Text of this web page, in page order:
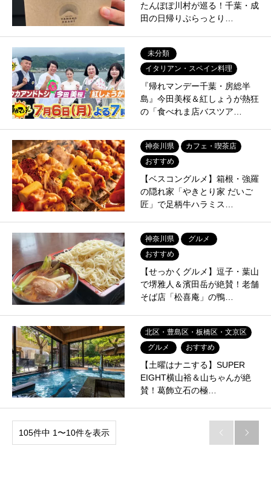
たんぽぽ川村が巡る！千葉・成
田の日帰りぷらっとり…
未分類
イタリアン・スペイン料理
『帰れマンデー千葉・房総半
島』今田美桜＆紅しょうが熱狂
の「食べれま店バスツア…
神奈川県
カフェ・喫茶店
おすすめ
【ベスコングルメ】箱根・強羅
の隠れ家「やきとり家 だいご
匠」で足柄牛ハラミス…
神奈川県
グルメ
おすすめ
【せっかくグルメ】逗子・葉山
で堺雅人＆濱田岳が絶賛！老舗
そば店「松喜庵」の鴨…
北区・豊島区・板橋区・文京区
グルメ
おすすめ
【土曜はナニする】SUPER
EIGHT横山裕＆山ちゃんが絶
賛！葛飾立石の極…
105件中 1〜10件を表示  